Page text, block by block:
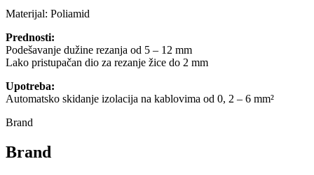
Materijal: Poliamid
Prednosti:
Podešavanje dužine rezanja od 5 – 12 mm
Lako pristupačan dio za rezanje žice do 2 mm
Upotreba:
Automatsko skidanje izolacija na kablovima od 0, 2 – 6 mm²
Brand
Brand